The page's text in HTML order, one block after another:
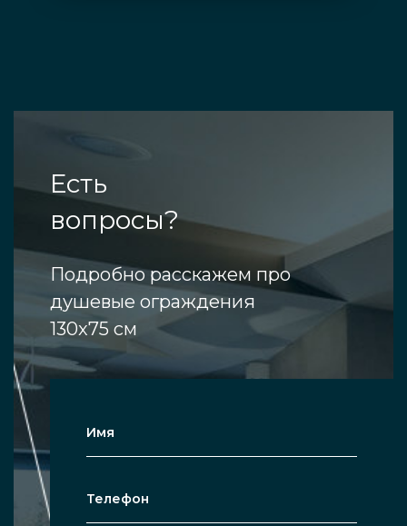
Есть
вопросы?
Подробно расскажем про
душевые ограждения
130x75 см